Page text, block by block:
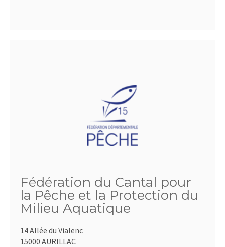
Fédération du Cantal pour
la Pêche et la Protection du
Milieu Aquatique
14 Allée du Vialenc
15000 AURILLAC